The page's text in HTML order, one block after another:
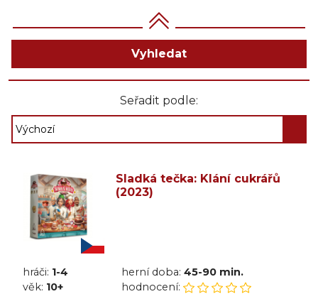
Vyhledat
Seřadit podle:
Sladká tečka: Klání cukrářů
(2023)
hráči: 1-4 herní doba: 45-90 min.
věk: 10+
hodnocení: